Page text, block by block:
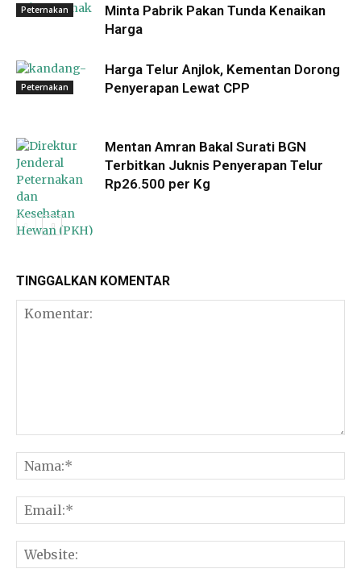
Peternakan
Minta Pabrik Pakan Tunda Kenaikan
Harga
Peternakan
Harga Telur Anjlok, Kementan Dorong
Penyerapan Lewat CPP
Peternakan
Mentan Amran Bakal Surati BGN
Terbitkan Juknis Penyerapan Telur
Rp26.500 per Kg
TINGGALKAN KOMENTAR